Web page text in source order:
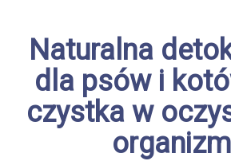
Naturalna
dla psów i
czystka w